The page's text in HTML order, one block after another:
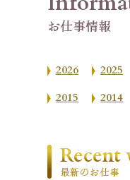
お仕事情報
2026 2025
2015
2014
Recent
最新のお仕事